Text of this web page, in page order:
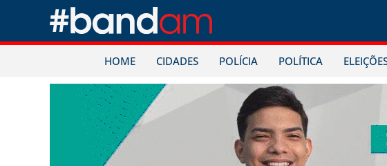
HOME CIDADES POLÍCIA POLÍTICA